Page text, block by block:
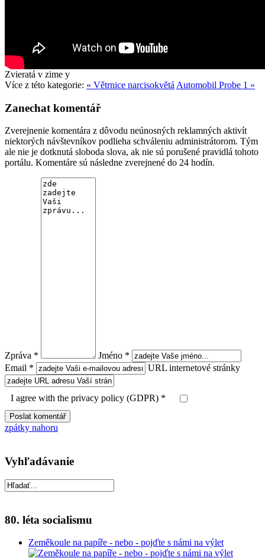
Zvieratá v zime y
Více z této kategorie: « Větrnice narcisokvětá Automobil Probe 1 »
Zanechat komentář
Zverejnenie komentára z dôvodu neúnosných reklamných aktivít
niektorých návštevníkov podlieha schváleniu administrátorom. Tým
ale nie je dotknutá sloboda slova, ak nie sú porušené pravidlá tohoto
portálu. Komentáre sú následne zverejnené do 24 hodín.
Zpráva *
Jméno *
Email *
URL internetové stránky
I agree with the privacy policy (GDPR) *
zpátky nahoru
Vyhľadávanie
80. léta socialismu
Zeměkoule na papíře - nebo - pojďte s námi na výlet